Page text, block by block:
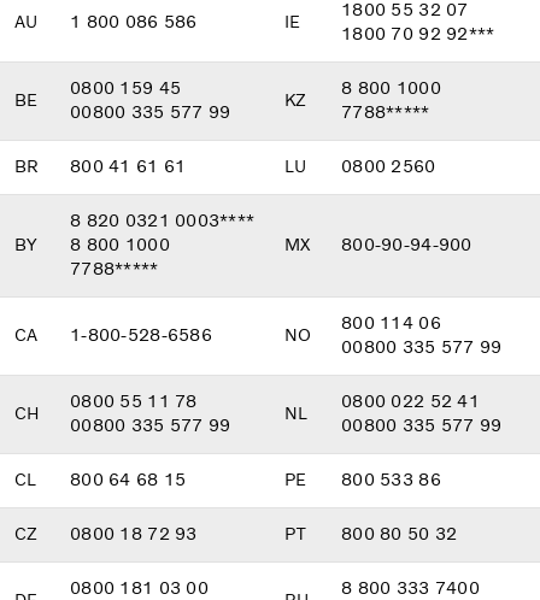
AU 1 800 086 586 IE
1800 55 32 07
1800 70 92 92***
BE
0800 159 45
00800 335 577 99
KZ
8 800 1000
7788*****
BR 800 41 61 61 LU 0800 2560
BY
8 820 0321 0003****
8 800 1000
7788*****
MX 800-90-94-900
CA 1-800-528-6586 NO
800 114 06
00800 335 577 99
CH
0800 55 11 78
00800 335 577 99
NL
0800 022 52 41
00800 335 577 99
CL 800 64 68 15 PE 800 533 86
CZ 0800 18 72 93 PT 800 80 50 32
0800 181 03 00
8 800 333 7400